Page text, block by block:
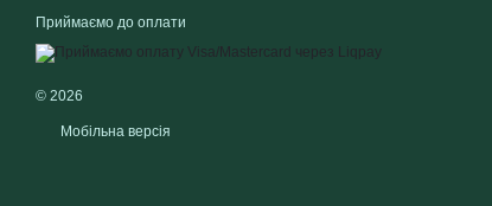
Приймаємо до оплати
© 2026
Мобільна версія